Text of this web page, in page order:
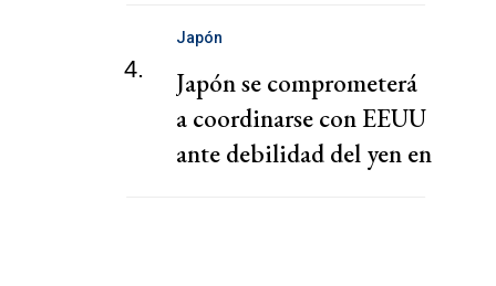
4.
Japón
Japón se comprometerá
a coordinarse con EEUU
ante debilidad del yen en